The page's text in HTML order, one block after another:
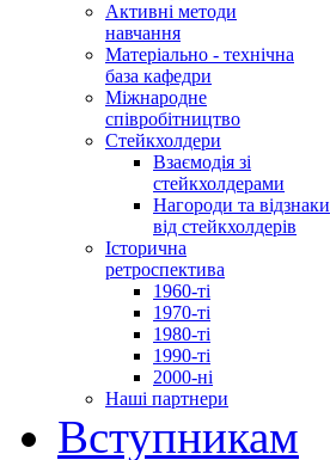
Активні методи
навчання
Матеріально - технічна
база кафедри
Міжнародне
співробітництво
Стейкхолдери
Взаємодія зі
стейкхолдерами
Нагороди та відзнаки
від стейкхолдерів
Історична
ретроспектива
1960-ті
1970-ті
1980-ті
1990-ті
2000-ні
Наші партнери
Вступникам